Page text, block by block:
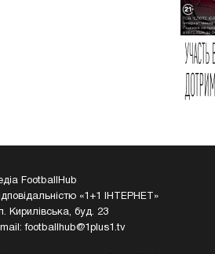
FootballHub
«1+1 ІНТЕРНЕТ»
Кирилівська, буд. 23
footballhub@1plus1.tv